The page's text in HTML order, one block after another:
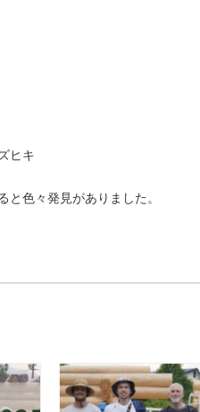
ヒキ
色々発見がありました。